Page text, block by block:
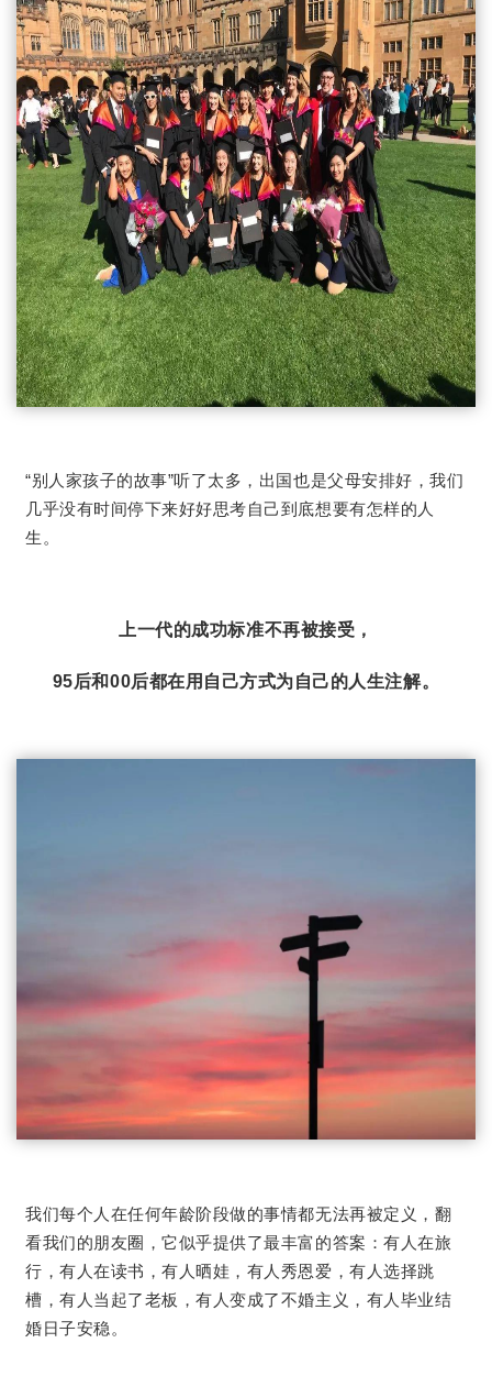
“别人家孩子的故事”听了太多，出国也是父母安排好，我们
几乎没有时间停下来好好思考自己到底想要有怎样的人
生。
上一代的成功标准不再被接受，
95后和00后都在用自己方式为自己的人生注解。
我们每个人在任何年龄阶段做的事情都无法再被定义，翻
看我们的朋友圈，它似乎提供了最丰富的答案：有人在旅
行，有人在读书，有人晒娃，有人秀恩爱，有人选择跳
槽，有人当起了老板，有人变成了不婚主义，有人毕业结
婚日子安稳。